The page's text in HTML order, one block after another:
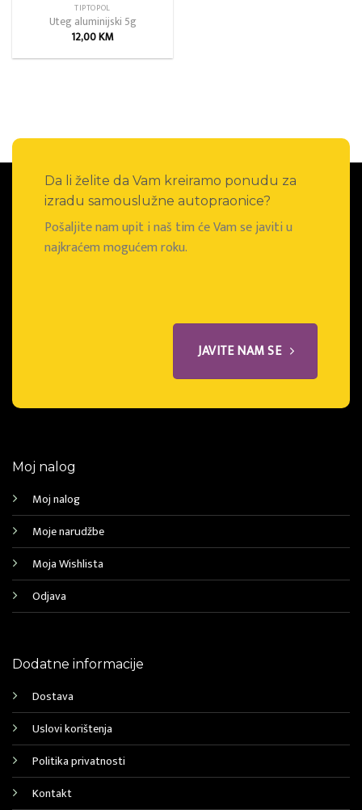
TIPTOPOL
Uteg aluminijski 5g
12,00KM
Da li želite da Vam kreiramo ponudu za
izradu samouslužne autopraonice?
Pošaljite nam upit i naš tim će Vam se javiti u
najkraćem mogućem roku.
JAVITE NAM SE
Moj nalog
Moj nalog
Moje narudžbe
Moja Wishlista
Odjava
Dodatne informacije
Dostava
Uslovi korištenja
Politika privatnosti
Kontakt